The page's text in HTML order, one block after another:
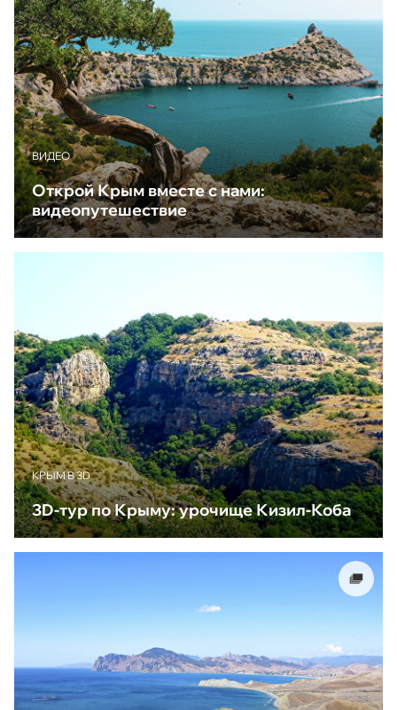
ВИДЕО
Открой Крым вместе с нами:
видеопутешествие
КРЫМ В 3D
3D-тур по Крыму: урочище Кизил-Коба